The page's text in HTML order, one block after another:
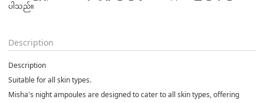
ပါသည်။
Description
Description
Suitable for all skin types.
Misha's night ampoules are designed to cater to all skin types, offering